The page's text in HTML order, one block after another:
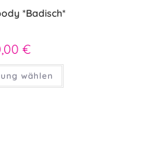
*Badisch*
€
wählen
Dieses
weist